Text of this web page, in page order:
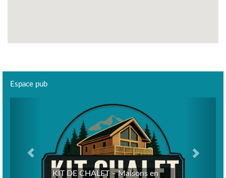
Espace pub
KIT DE CHALET – Maisons en